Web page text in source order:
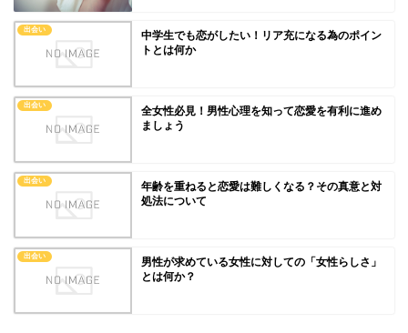
出会い
中学生でも恋がしたい！リア充になる為のポイン
トとは何か
出会い
全女性必見！男性心理を知って恋愛を有利に進め
ましょう
出会い
年齢を重ねると恋愛は難しくなる？その真意と対
処法について
出会い
男性が求めている女性に対しての「女性らしさ」
とは何か？